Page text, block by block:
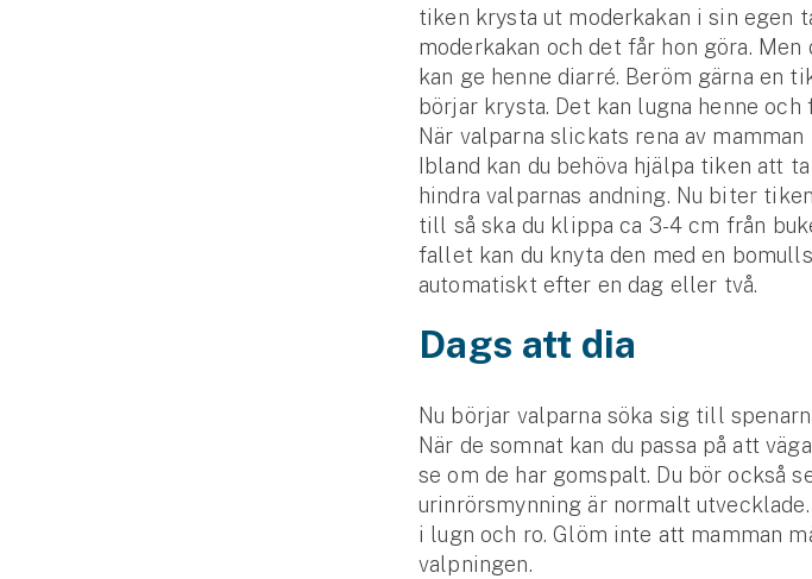
tiken krysta ut moderkakan i sin egen
moderkakan och det får hon göra.
kan ge henne diarré. Beröm gärna en
börjar krysta. Det kan lugna henne
När valparna slickats rena av
Ibland kan du behöva hjälpa tiken att
hindra valparnas andning. Nu biter
till så ska du klippa ca 3-4 cm från
fallet kan du knyta den med en
automatiskt efter en dag eller två.
Dags att dia
Nu börjar valparna söka sig till
När de somnat kan du passa på att
se om de har gomspalt. Du bör också
urinrörsmynning är normalt
i lugn och ro. Glöm inte att mamman
valpningen.